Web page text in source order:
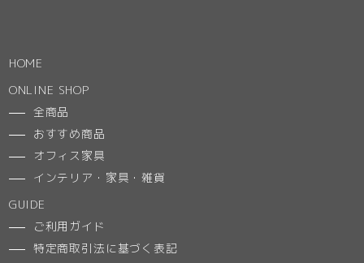
HOME
ONLINE SHOP
全商品
おすすめ商品
オフィス家具
インテリア・家具・雑貨
GUIDE
ご利用ガイド
特定商取引法に基づく表記